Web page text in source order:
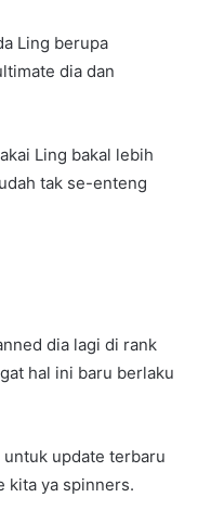
Ling berupa
dia dan
Ling bakal lebih
tak se-enteng
dia lagi di rank
hal ini baru berlaku
untuk update terbaru
kita ya spinners.